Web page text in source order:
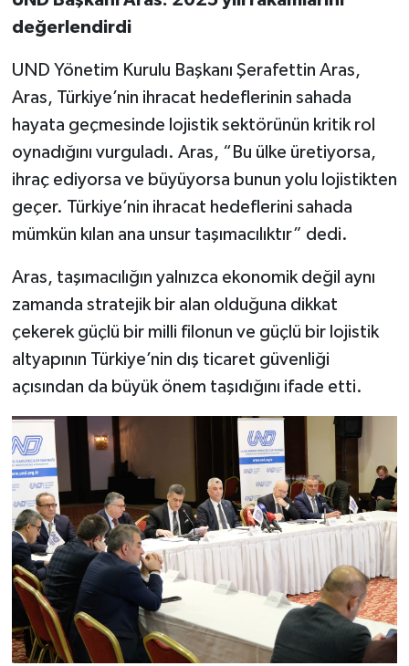
değerlendirdi
UND Yönetim Kurulu Başkanı Şerafettin Aras,
Aras, Türkiye’nin ihracat hedeflerinin sahada
hayata geçmesinde lojistik sektörünün kritik rol
oynadığını vurguladı. Aras, “Bu ülke üretiyorsa,
ihraç ediyorsa ve büyüyorsa bunun yolu lojistikten
geçer. Türkiye’nin ihracat hedeflerini sahada
mümkün kılan ana unsur taşımacılıktır” dedi.
Aras, taşımacılığın yalnızca ekonomik değil aynı
zamanda stratejik bir alan olduğuna dikkat
çekerek güçlü bir milli filonun ve güçlü bir lojistik
altyapının Türkiye’nin dış ticaret güvenliği
açısından da büyük önem taşıdığını ifade etti.